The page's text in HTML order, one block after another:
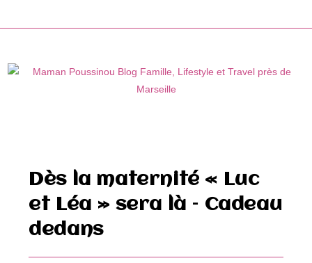
Dès la maternité « Luc
et Léa » sera là – Cadeau
dedans